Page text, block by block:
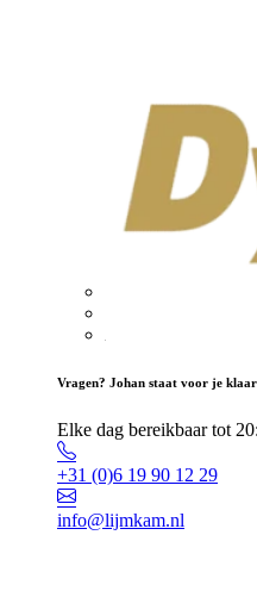
Vragen? Johan staat voor je
Elke dag bereikbaar tot
+31 (0)6 19 90 12 29
info@lijmkam.nl